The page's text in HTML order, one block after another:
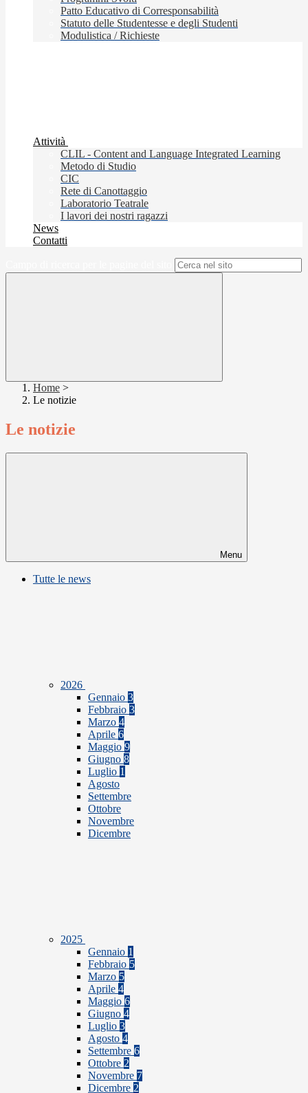
Patto Educativo di Corresponsabilità
Statuto delle Studentesse e degli Studenti
Modulistica / Richieste
Attività
CLIL - Content and Language Integrated Learning
Metodo di Studio
CIC
Rete di Canottaggio
Laboratorio Teatrale
I lavori dei nostri ragazzi
News
Contatti
Home >
Le notizie
Le notizie
Menu
Tutte le news
2026
Gennaio 3
Febbraio 3
Marzo 4
Aprile 6
Maggio 9
Giugno 8
Luglio 1
Agosto
Settembre
Ottobre
Novembre
Dicembre
2025
Gennaio 1
Febbraio 5
Marzo 5
Aprile 4
Maggio 6
Giugno 4
Luglio 3
Agosto 4
Settembre 6
Ottobre 2
Novembre 7
Dicembre 2